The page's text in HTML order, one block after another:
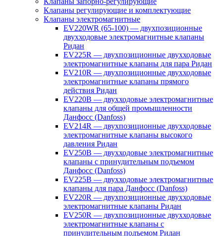
Клапаны регулирующие и комплектующие
Клапаны электромагнитные
EV220WR (65-100) — двухпозиционные
двухходовые электромагнитные клапаны
Ридан
EV225R — двухпозиционные двухходовые
электромагнитные клапаны для пара Ридан
EV210R — двухпозиционные двухходовые
электромагнитные клапаны прямого
действия Ридан
EV220B — двухходовые электромагнитные
клапаны для общей промышленности
Данфосс (Danfoss)
EV214R — двухпозиционные двухходовые
электромагнитные клапаны высокого
давления Ридан
EV250B — двухходовые электромагнитные
клапаны с принудительным подъемом
Данфосс (Danfoss)
EV225B — двухходовые электромагнитные
клапаны для пара Данфосс (Danfoss)
EV220R — двухпозиционные двухходовые
электромагнитные клапаны Ридан
EV250R — двухпозиционные двухходовые
электромагнитные клапаны с
принудительным подъемом Ридан